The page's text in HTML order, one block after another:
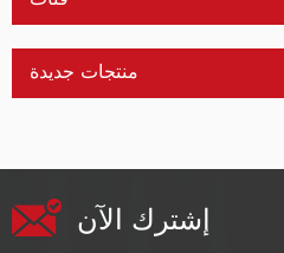
منتجات جديدة
إشترك الآن